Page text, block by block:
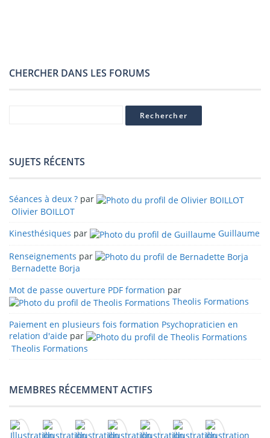
CHERCHER DANS LES FORUMS
SUJETS RÉCENTS
Séances à deux ? par
Olivier BOILLOT
Kinesthésiques par
Guillaume
Renseignements par
Bernadette Borja
Mot de passe ouverture PDF formation par
Theolis Formations
Paiement en plusieurs fois formation Psychopraticien en
relation d'aide par
Theolis Formations
MEMBRES RÉCEMMENT ACTIFS